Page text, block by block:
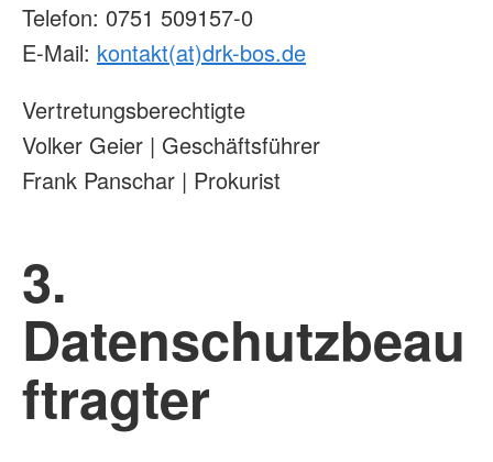
Wie es funktioniert
Das Team BOS
Telefon: 0751 509157-0
E-Mail: kontakt(at)drk-bos.de
Vertretungsberechtigte
Volker Geier | Geschäftsführer
Frank Panschar | Prokurist
3.
Datenschutzbeau
ftragter